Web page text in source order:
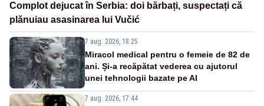
Complot dejucat în Serbia: doi bărbați, suspectați că
plănuiau asasinarea lui Vučić
7 aug. 2026, 18:25
Miracol medical pentru o femeie de 82 de
ani. Și-a recăpătat vederea cu ajutorul
unei tehnologii bazate pe AI
7 aug. 2026, 17:44